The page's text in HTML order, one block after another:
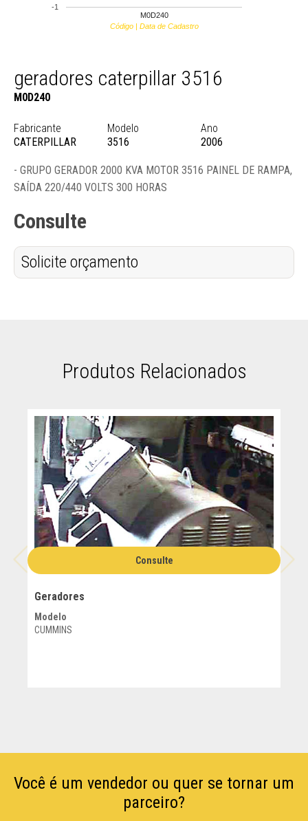
M0D240
-1
Código | Data de Cadastro
geradores caterpillar 3516
M0D240
Fabricante
CATERPILLAR
Modelo
3516
Ano
2006
- GRUPO GERADOR 2000 KVA MOTOR 3516 PAINEL DE RAMPA,
SAÍDA 220/440 VOLTS 300 HORAS
Consulte
Solicite orçamento
Produtos Relacionados
Você é um vendedor ou quer se tornar um
parceiro?